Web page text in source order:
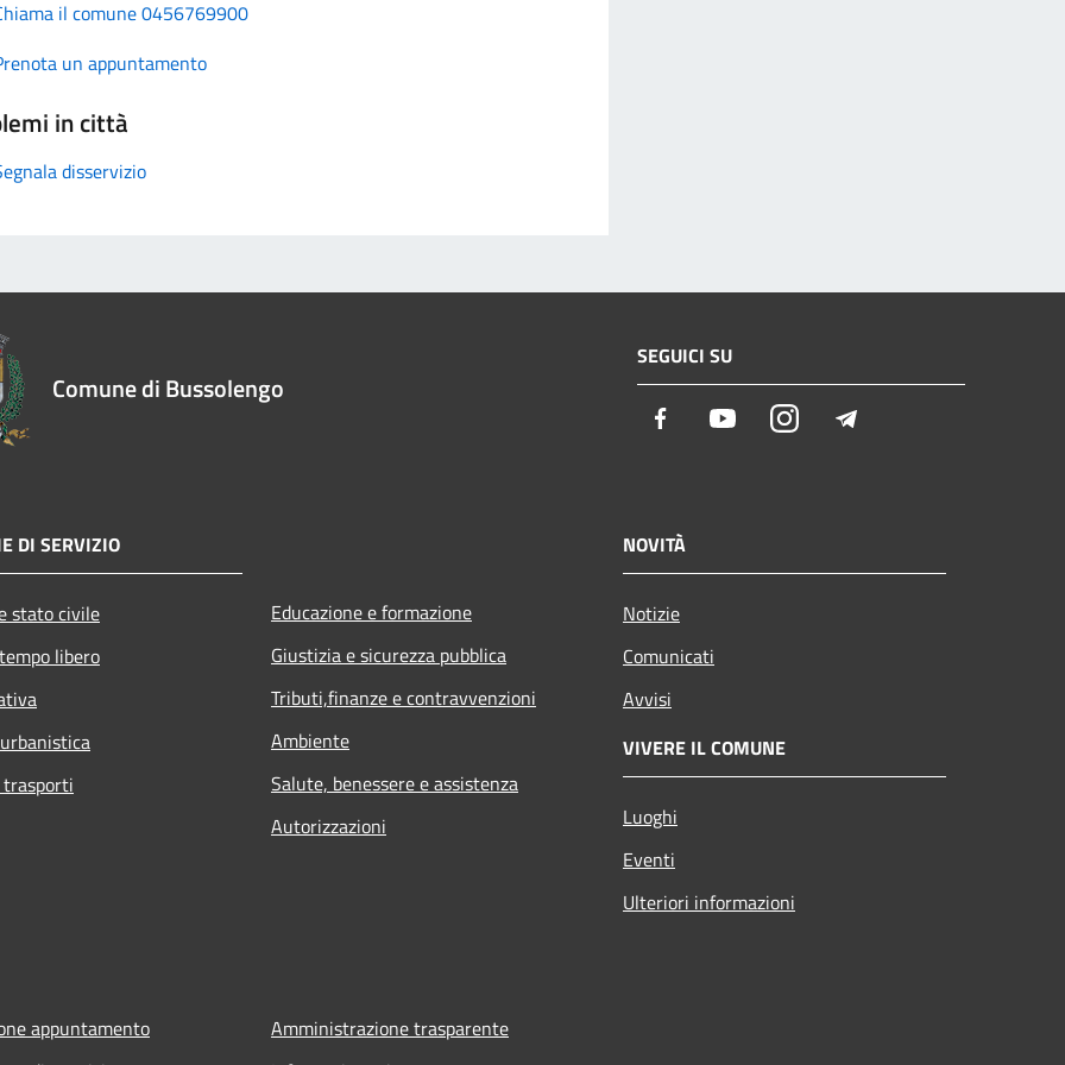
il comune 0456769900
un appuntamento
in città
disservizio
Comune di Bussolengo
SEGUICI SU
Facebook YoutubeInstagram
DI SERVIZIO
stato civile
libero
Educazione e formazione
Giustizia e sicurezza pubblica
Tributi,finanze e contravvenzioni
Ambiente
Salute, benessere e assistenza
Autorizzazioni
NOVITÀ
Notizie
Comunicati
Avvisi
VIVERE IL COMUNE
Luoghi
Eventi
Ulteriori informazioni
appuntamento
Amministrazione trasparente